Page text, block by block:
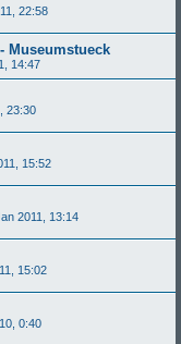
22:58
Museumstueck
14:47
23:30
15:52
2011, 13:14
15:02
0:40